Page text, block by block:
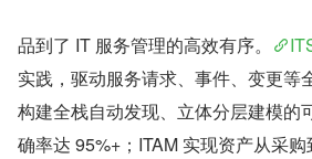
品到了 IT 服务管理的高效有序。
实践，驱动服务请求、事件、变更等
构建全栈自动发现、立体分层建模的
确率达 95%+；ITAM 实现资产从采